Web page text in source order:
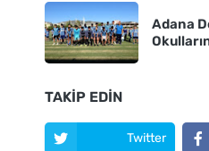
Adana
TAKIP EDIN
Twitter